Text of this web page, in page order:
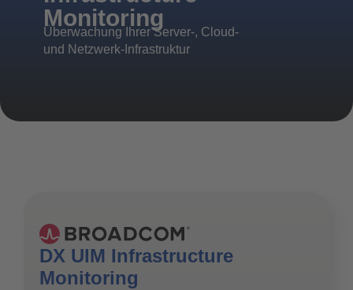
Monitoring
Überwachung Ihrer Server-, Cloud-
und Netzwerk-Infrastruktur
DX UIM Infrastructure
Monitoring